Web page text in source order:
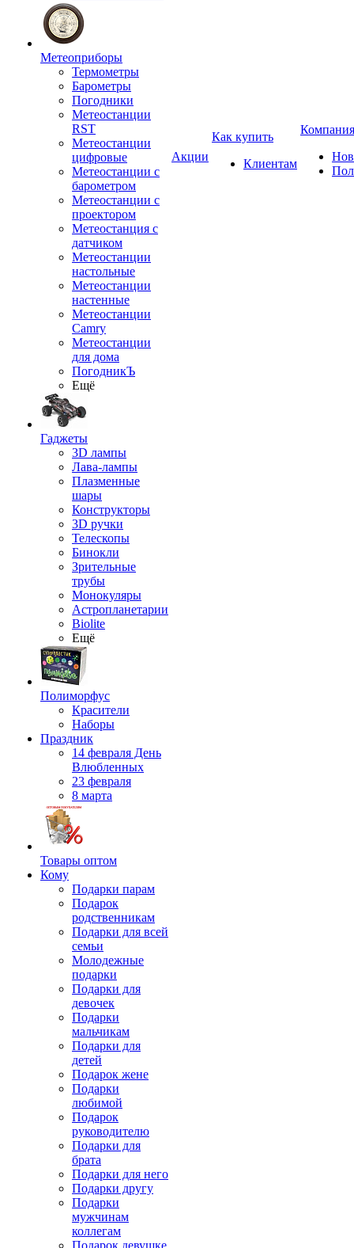
Метеоприборы
Термометры
Барометры
Погодники
Метеостанции
RST
Метеостанции
цифровые
Метеостанции с
барометром
Метеостанции с
проектором
Метеостанция с
датчиком
Метеостанции
настольные
Метеостанции
настенные
Метеостанции
Camry
Метеостанции
для дома
ПогодникЪ
Ещё
Гаджеты
3D лампы
Лава-лампы
Плазменные
шары
Конструкторы
3D ручки
Телескопы
Бинокли
Зрительные
трубы
Монокуляры
Астропланетарии
Biolite
Ещё
Полиморфус
Красители
Наборы
Праздник
14 февраля День
Влюбленных
23 февраля
8 марта
Товары оптом
Кому
Подарки парам
Подарок
родственникам
Подарки для всей
семьи
Молодежные
подарки
Подарки для
девочек
Подарки
мальчикам
Подарки для
детей
Подарок жене
Подарки
любимой
Подарок
руководителю
Подарки для
брата
Подарки для него
Подарки другу
Подарки
мужчинам
коллегам
Подарок девушке
Акции
Как купить
Клиентам
Компания